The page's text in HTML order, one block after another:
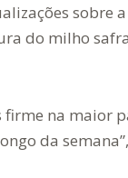
sobre
do milho
firme na maior
da